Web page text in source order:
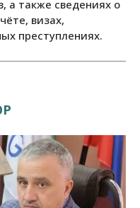
а также сведениях о
визах,
преступлениях.